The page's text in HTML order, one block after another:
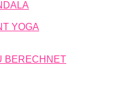
YOGA
BERECHNET